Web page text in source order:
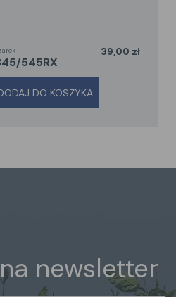
545RX
39,00 zł
DO KOSZYKA
newsletter